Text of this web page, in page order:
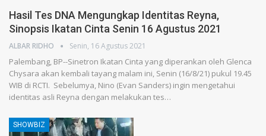
Hasil Tes DNA Mengungkap Identitas Reyna,
Sinopsis Ikatan Cinta Senin 16 Agustus 2021
ALBAR RIDHO Senin, 16 Agustus 2021
Palembang, BP--Sinetron Ikatan Cinta yang diperankan oleh Glenca
Chysara akan kembali tayang malam ini, Senin (16/8/21) pukul 19.45
WIB di RCTI. Sebelumya, Nino (Evan Sanders) ingin mengetahui
identitas asli Reyna dengan melakukan tes…
SHOWBIZ